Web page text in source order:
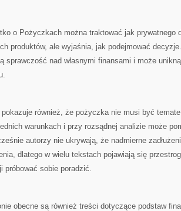
o Pożyczkach można traktować jak prywatnego
produktów, ale wyjaśnia, jak podejmować
sprawczość nad własnymi finansami i może
pokazuje również, że pożyczka nie musi być
warunkach i przy rozsądnej analizie może
autorzy nie ukrywają, że nadmierne
dlatego w wielu tekstach pojawiają się
próbować sobie poradzić.
obecne są również treści dotyczące podstaw